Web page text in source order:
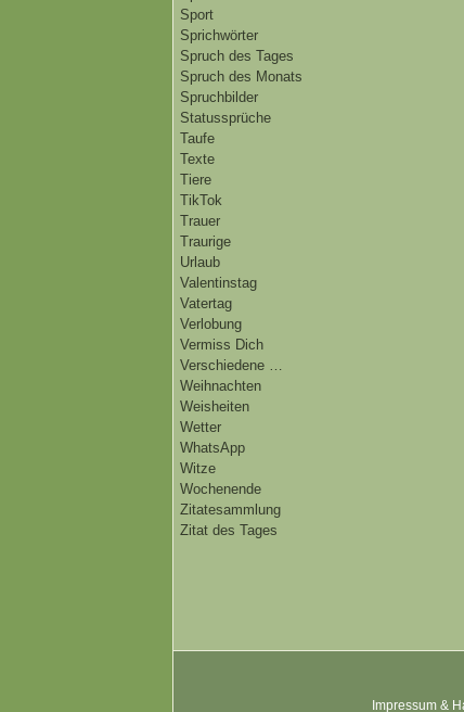
Sport
Sprichwörter
Spruch des Tages
Spruch des Monats
Spruchbilder
Statussprüche
Taufe
Texte
Tiere
TikTok
Trauer
Traurige
Urlaub
Valentinstag
Vatertag
Verlobung
Vermiss Dich
Verschiedene …
Weihnachten
Weisheiten
Wetter
WhatsApp
Witze
Wochenende
Zitatesammlung
Zitat des Tages
Impressum &